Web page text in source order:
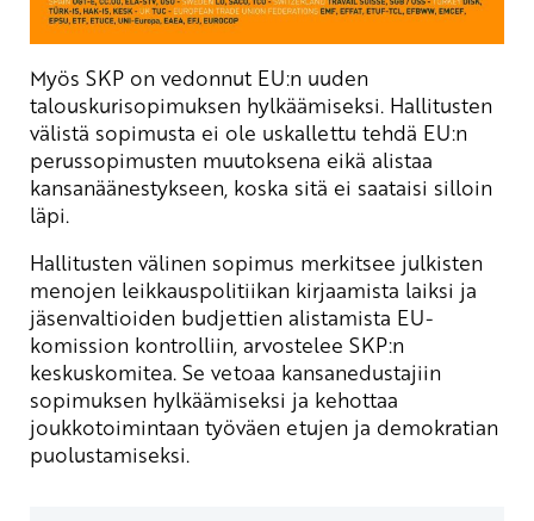
Myös SKP on vedonnut EU:n uuden
talouskurisopimuksen hylkäämiseksi. Hallitusten
välistä sopimusta ei ole uskallettu tehdä EU:n
perussopimusten muutoksena eikä alistaa
kansanäänestykseen, koska sitä ei saataisi silloin
läpi.
Hallitusten välinen sopimus merkitsee julkisten
menojen leikkauspolitiikan kirjaamista laiksi ja
jäsenvaltioiden budjettien alistamista EU-
komission kontrolliin, arvostelee SKP:n
keskuskomitea. Se vetoaa kansanedustajiin
sopimuksen hylkäämiseksi ja kehottaa
joukkotoimintaan työväen etujen ja demokratian
puolustamiseksi.